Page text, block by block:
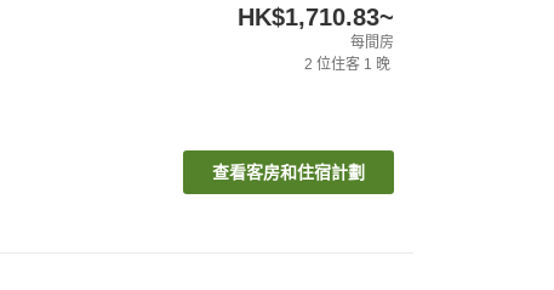
HK$1,710.83~
每間房
2 位住客 1 晚
查看客房和住宿計劃